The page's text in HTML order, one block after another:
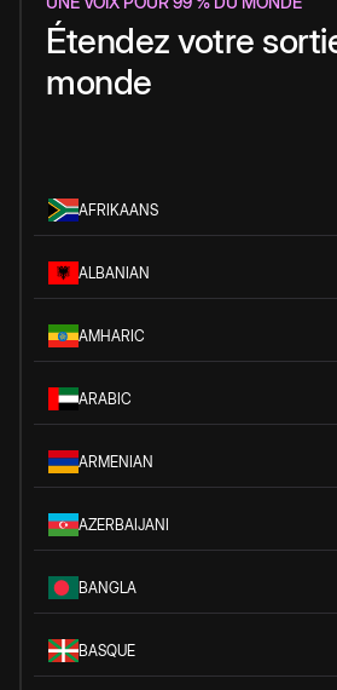
Étendez votre
monde
AFRIKAANS
ALBANIAN
AMHARIC
ARABIC
ARMENIAN
AZERBAIJANI
BANGLA
BASQUE